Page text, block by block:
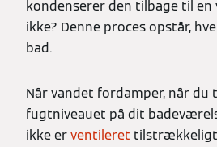
kondenserer den tilbage til en
ikke? Denne proces opstår,
bad.
Når vandet fordamper, når du
fugtniveauet på dit
ikke erventileret